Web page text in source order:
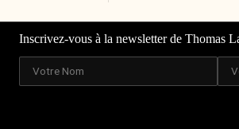
Inscrivez-vous à la newsletter de Thomas